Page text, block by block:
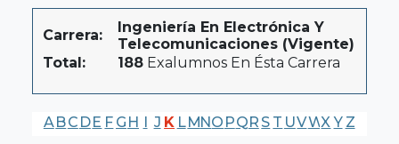
Carrera:
Ingeniería En Electrónica Y
Telecomunicaciones (Vigente)
Total:
188 Exalumnos En Ésta Carrera
A BC DE F G H I J K LMNO PQR S T UVWX Y Z